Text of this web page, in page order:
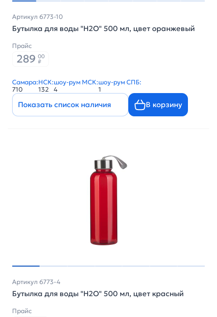
Артикул 6773-10
Бутылка для воды "H2O" 500 мл, цвет оранжевый
Прайс
289 00
₽
Самара:
710
НСК:
132
шоу-рум МСК:
4
шоу-рум СПБ:
1
Показать список наличия В корзину
Артикул 6773-4
Бутылка для воды "H2O" 500 мл, цвет красный
Прайс